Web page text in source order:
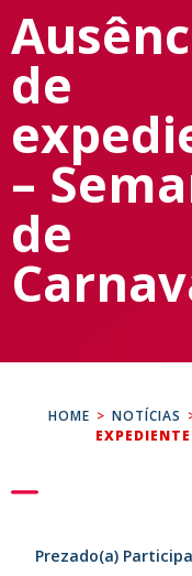
de
–
de
HOME >NOTÍCIAS
Prezado(a)